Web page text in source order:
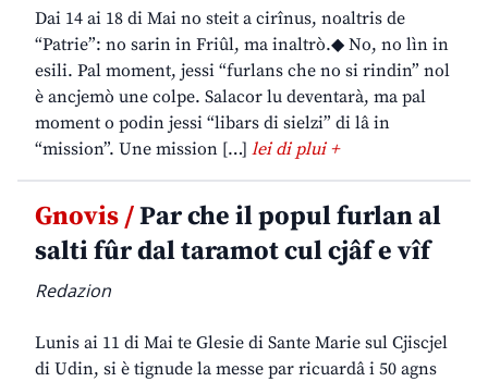
Dai 14 ai 18 di Mai no steit a cirînus, noaltris de
“Patrie”: no sarin in Friûl, ma inaltrò.◆ No, no lìn in
esili. Pal moment, jessi “furlans che no si rindin” nol
è ancjemò une colpe. Salacor lu deventarà, ma pal
moment o podin jessi “libars di sielzi” di lâ in
“mission”. Une mission […] lei di plui +
Gnovis /Par che il popul furlan al
salti fûr dal taramot cul cjâf e vîf
Redazion
Lunis ai 11 di Mai te Glesie di Sante Marie sul Cjiscjel
di Udin, si è tignude la messe par ricuardâ i 50 agns